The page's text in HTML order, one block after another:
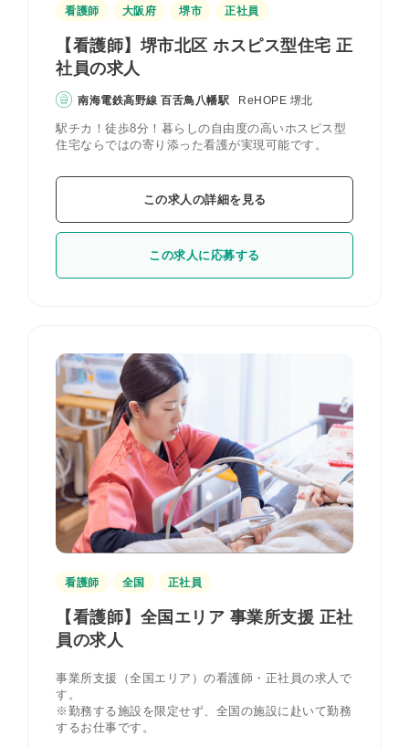
看護師 大阪府 堺市 正社員
【看護師】堺市北区 ホスピス型住宅 正
社員の求人
南海電鉄高野線 百舌鳥八幡駅 ReHOPE 堺北
駅チカ！徒歩8分！暮らしの自由度の高いホスピス型
住宅ならではの寄り添った看護が実現可能です。
この求人の詳細を見る
この求人に応募する
看護師 全国 正社員
【看護師】全国エリア 事業所支援 正社
員の求人
事業所支援（全国エリア）の看護師・正社員の求人で
す。
※勤務する施設を限定せず、全国の施設に赴いて勤務
するお仕事です。